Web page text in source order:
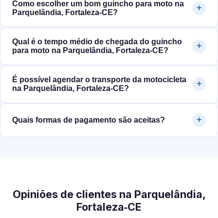
Como escolher um bom guincho para moto na
Parquelândia, Fortaleza‑CE?
Qual é o tempo médio de chegada do guincho
para moto na Parquelândia, Fortaleza‑CE?
É possível agendar o transporte da motocicleta
na Parquelândia, Fortaleza‑CE?
Quais formas de pagamento são aceitas?
Opiniões de clientes na Parquelândia,
Fortaleza‑CE